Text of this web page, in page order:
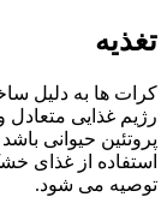
تغذیه
کرات‌ ها به دلیل
رژیم غذایی متعادل
پروتئین حیوانی
استفاده از غذای
توصیه می‌ شود.